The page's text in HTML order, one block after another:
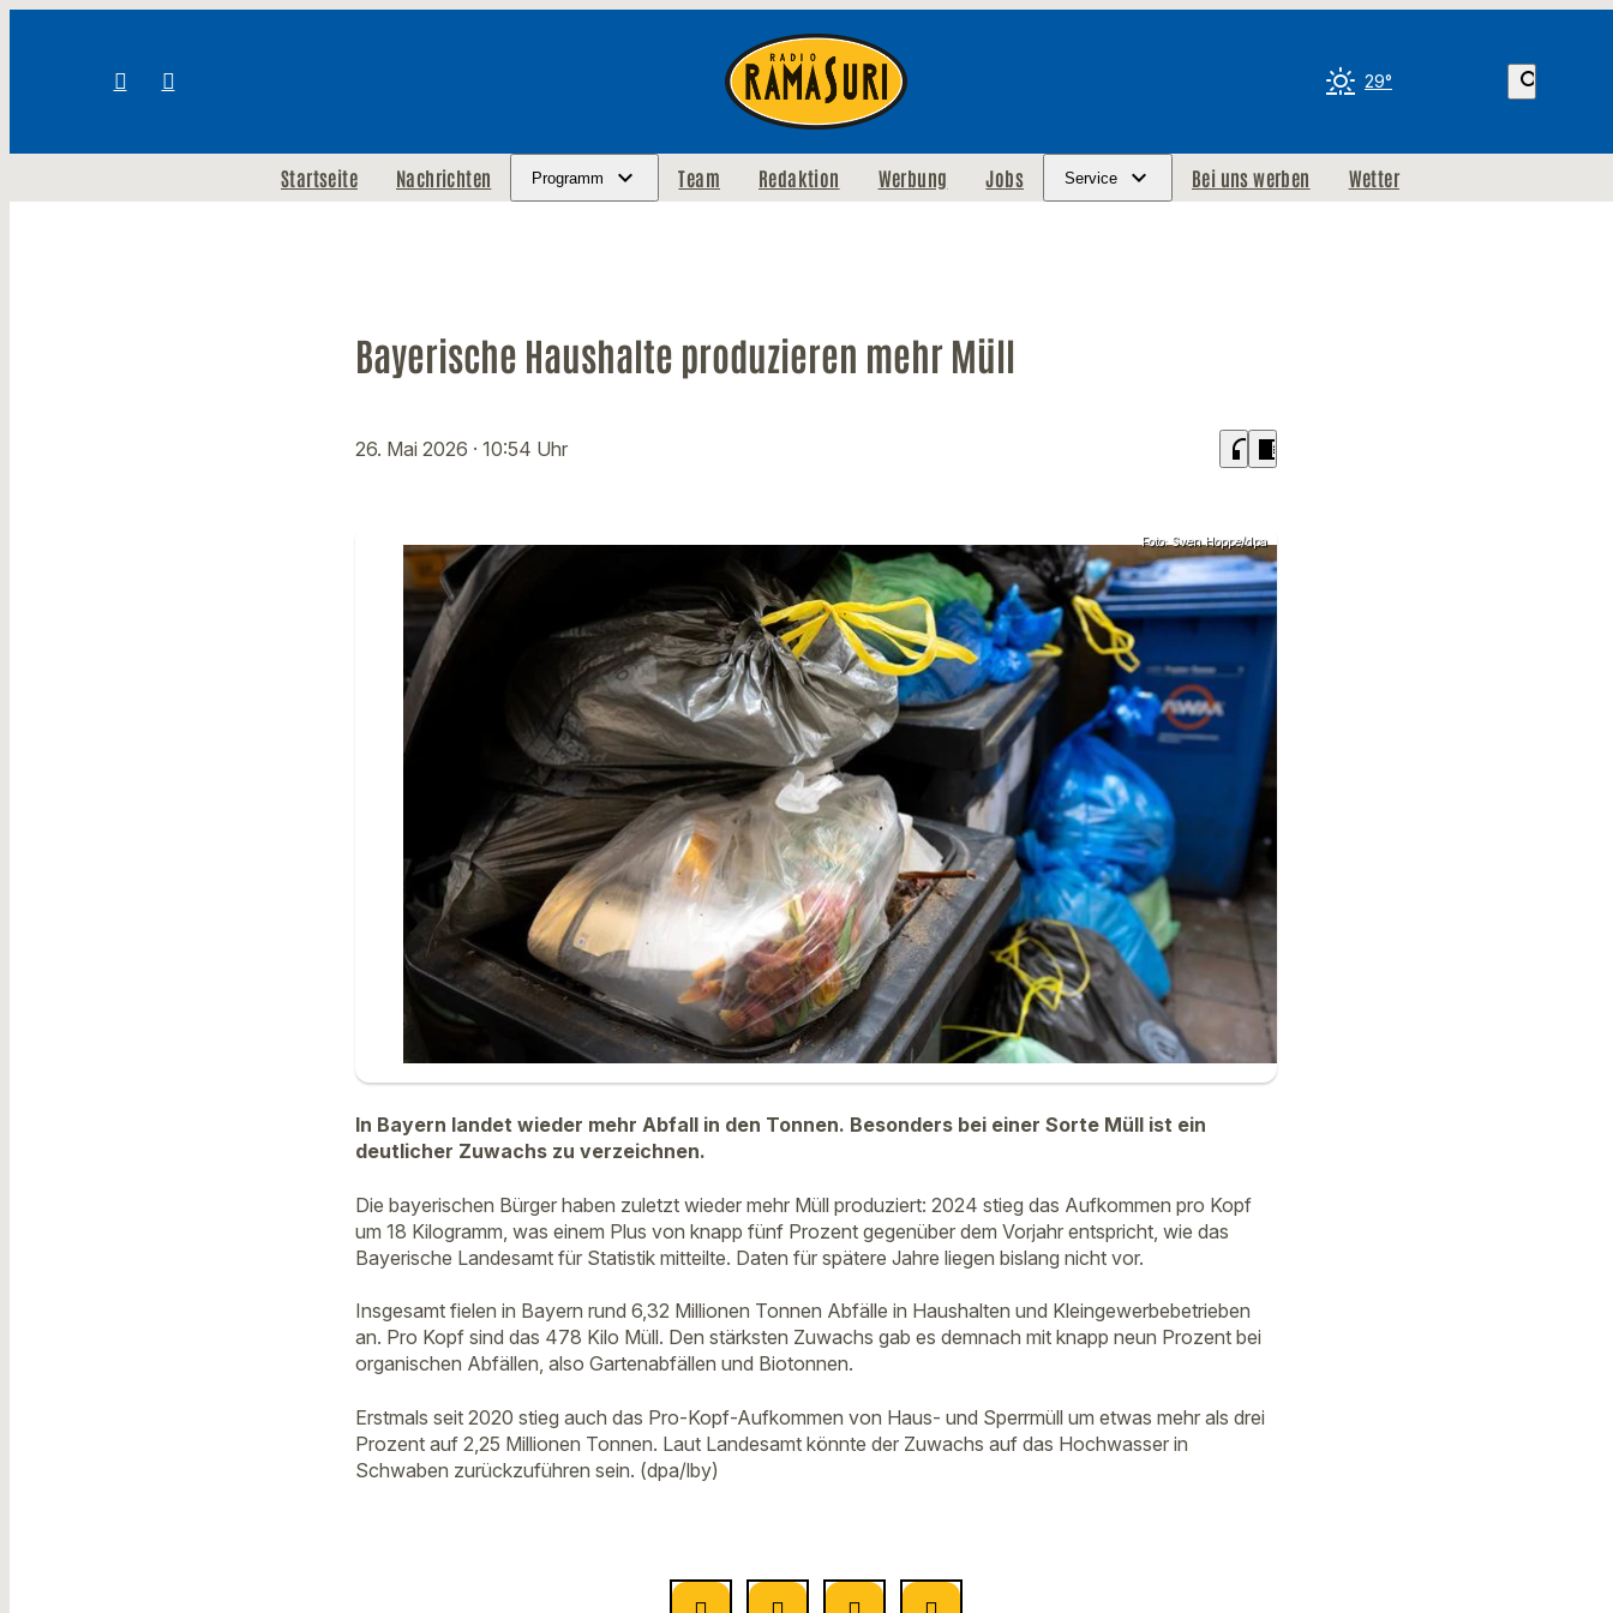
29° search
Startseite Nachrichten Programm Team Redaktion Werbung Jobs Service Bei uns werben Wetter
Bayerische Haushalte produzieren mehr Müll
26. Mai 2026 · 10:54 Uhr headphones chrome_reader_mode
Foto: Sven Hoppe/dpa
In Bayern landet wieder mehr Abfall in den Tonnen. Besonders bei einer Sorte Müll ist ein
deutlicher Zuwachs zu verzeichnen.
Die bayerischen Bürger haben zuletzt wieder mehr Müll produziert: 2024 stieg das Aufkommen pro Kopf
um 18 Kilogramm, was einem Plus von knapp fünf Prozent gegenüber dem Vorjahr entspricht, wie das
Bayerische Landesamt für Statistik mitteilte. Daten für spätere Jahre liegen bislang nicht vor.
Insgesamt fielen in Bayern rund 6,32 Millionen Tonnen Abfälle in Haushalten und Kleingewerbebetrieben
an. Pro Kopf sind das 478 Kilo Müll. Den stärksten Zuwachs gab es demnach mit knapp neun Prozent bei
organischen Abfällen, also Gartenabfällen und Biotonnen.
Erstmals seit 2020 stieg auch das Pro-Kopf-Aufkommen von Haus- und Sperrmüll um etwas mehr als drei
Prozent auf 2,25 Millionen Tonnen. Laut Landesamt könnte der Zuwachs auf das Hochwasser in
Schwaben zurückzuführen sein. (dpa/lby)